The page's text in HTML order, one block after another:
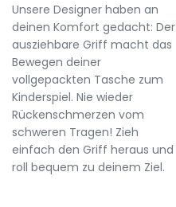
Unsere Designer haben an
deinen Komfort gedacht: Der
ausziehbare Griff macht das
Bewegen deiner
vollgepackten Tasche zum
Kinderspiel. Nie wieder
Rückenschmerzen vom
schweren Tragen! Zieh
einfach den Griff heraus und
roll bequem zu deinem Ziel.